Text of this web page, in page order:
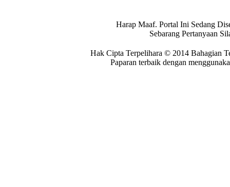
Harap Maaf. Portal Ini Sedang
Sebarang Pertanyaan
Hak Cipta Terpelihara © 2014 Bahagian
Paparan terbaik dengan